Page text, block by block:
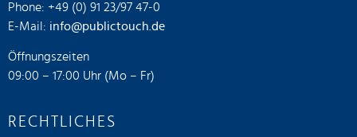
Phone: +49 (0) 91 23/97 47-0
E-Mail: info@publictouch.de
Öffnungszeiten
09:00 – 17:00 Uhr (Mo – Fr)
RECHTLICHES